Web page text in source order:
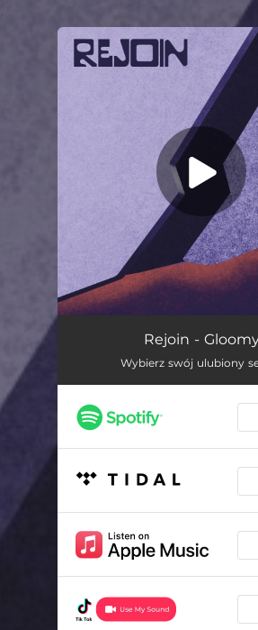
You're all set!
Rejoin -
Wybierz swój ulubiony